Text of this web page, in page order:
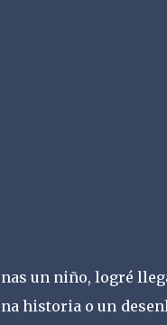
un niño, logré
historia o un